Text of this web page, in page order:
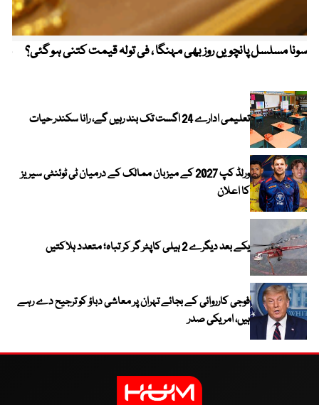
سونا مسلسل پانچویں روز بھی مہنگا ، فی تولہ قیمت کتنی ہو گئی؟
تعلیمی ادارے 24 اگست تک بند رہیں گے، رانا سکندر حیات
ورلڈ کپ 2027 کے میزبان ممالک کے درمیان ٹی ٹوئنٹی سیریز
کا اعلان
یکے بعد دیگرے 2 ہیلی کاپٹر گر کر تباہ؛ متعدد ہلاکتیں
فوجی کارروائی کے بجائے تہران پر معاشی دباؤ کو ترجیح دے رہے
ہیں، امریکی صدر